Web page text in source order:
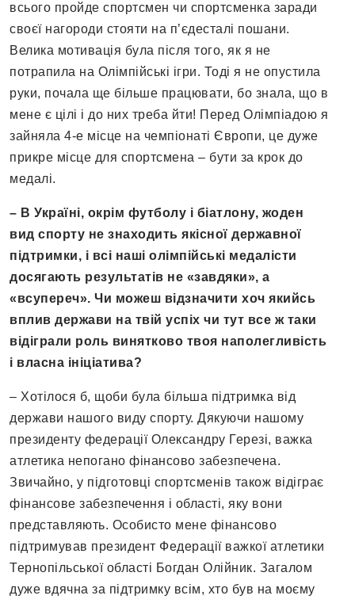
всього пройде спортсмен чи спортсменка заради
своєї нагороди стояти на п’єдесталі пошани.
Велика мотивація була після того, як я не
потрапила на Олімпійські ігри. Тоді я не опустила
руки, почала ще більше працювати, бо знала, що в
мене є цілі і до них треба йти! Перед Олімпіадою я
зайняла 4-е місце на чемпіонаті Європи, це дуже
прикре місце для спортсмена – бути за крок до
медалі.
– В Україні, окрім футболу і біатлону, жоден
вид спорту не знаходить якісної державної
підтримки, і всі наші олімпійські медалісти
досягають результатів не «завдяки», а
«всупереч». Чи можеш відзначити хоч якийсь
вплив держави на твій успіх чи тут все ж таки
відіграли роль винятково твоя наполегливість
і власна ініціатива?
– Хотілося б, щоби була більша підтримка від
держави нашого виду спорту. Дякуючи нашому
президенту федерації Олександру Герезі, важка
атлетика непогано фінансово забезпечена.
Звичайно, у підготовці спортсменів також відіграє
фінансове забезпечення і області, яку вони
представляють. Особисто мене фінансово
підтримував президент Федерації важкої атлетики
Тернопільської області Богдан Олійник. Загалом
дуже вдячна за підтримку всім, хто був на моєму